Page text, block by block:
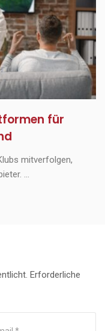
für
mitverfolgen,
...
Erforderliche